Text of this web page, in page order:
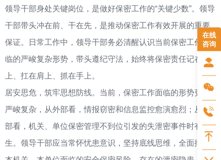
领导干部身处关键岗位，是做好保密工作的“关键少数”。领导
干部带头冲在前、干在先，是推动保密工作有效开展的重要
保证。日常工作中，领导干部务必清醒认识当前保密工作面
临的严峻复杂形势，带头遵纪守法，始终将保密责任记在心
上、扛在肩上、抓在手上。
居安思危，筑牢思想防线。当前，保密工作面临的形势更趋
严峻复杂，从外部看，情报窃密和信息监控愈演愈烈；从内
部看，机关、单位保密管理不到位引发的失泄密事件时有发
生。领导干部应当常怀忧患意识，坚持底线思维，全面排查
在线
咨询